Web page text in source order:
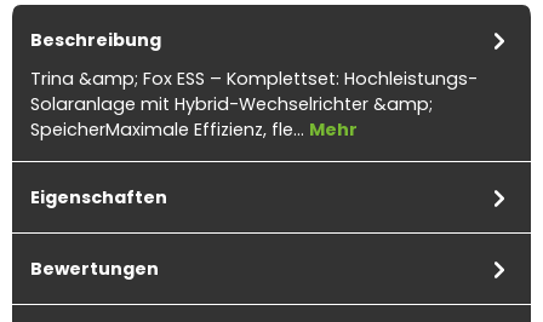
11xTrina 465Wp Vertex S+
TSM-NEG9R.28 Monofazial
100mSolarkabel 6mm²
H1Z2Z2-K schwarz
5xMC4-Stecker Female 5xMC4-Buchse Male
Beschreibung
Trina &amp; Fox ESS – Komplettset: Hochleistungs-
Solaranlage mit Hybrid-Wechselrichter &amp;
SpeicherMaximale Effizienz, fle… Mehr
Eigenschaften
Bewertungen